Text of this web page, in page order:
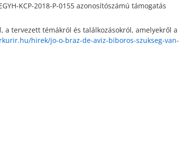
KCP-2018-P-0155 azonosítószámú támogatás
tervezett témákról és találkozásokról, amelyekről a
hirek/jo-o-braz-de-aviz-biboros-szukseg-van-